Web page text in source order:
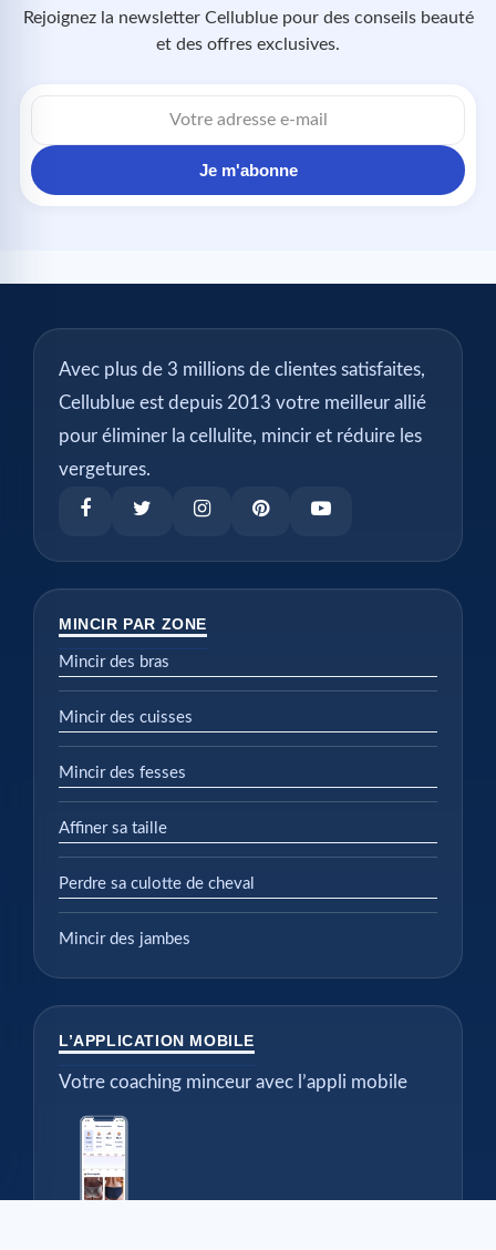
Rejoignez la newsletter Cellublue pour des conseils beauté
et des offres exclusives.
Je m'abonne
Avec plus de 3 millions de clientes satisfaites,
Cellublue est depuis 2013 votre meilleur allié
pour éliminer la cellulite, mincir et réduire les
vergetures.
MINCIR PAR ZONE
Mincir des bras
Mincir des cuisses
Mincir des fesses
Affiner sa taille
Perdre sa culotte de cheval
Mincir des jambes
L’APPLICATION MOBILE
Votre coaching minceur avec l’appli mobile